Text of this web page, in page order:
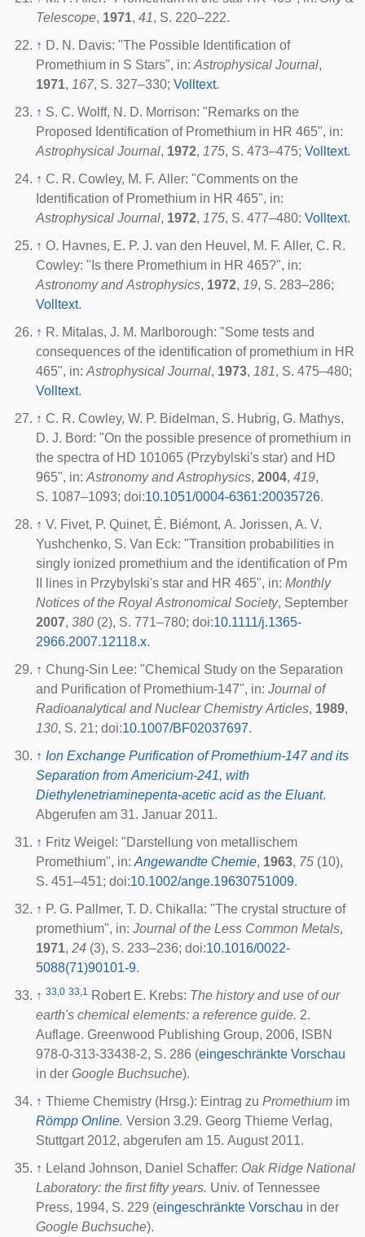
Telescope, 1971, 41, S. 220–222.
↑ D. N. Davis: "The Possible Identification of
Promethium in S Stars", in: Astrophysical Journal,
1971, 167, S. 327–330; Volltext.
↑ S. C. Wolff, N. D. Morrison: "Remarks on the
Proposed Identification of Promethium in HR 465", in:
Astrophysical Journal, 1972, 175, S. 473–475; Volltext.
↑ C. R. Cowley, M. F. Aller: "Comments on the
Identification of Promethium in HR 465", in:
Astrophysical Journal, 1972, 175, S. 477–480: Volltext.
↑ O. Havnes, E. P. J. van den Heuvel, M. F. Aller, C. R.
Cowley: "Is there Promethium in HR 465?", in:
Astronomy and Astrophysics, 1972, 19, S. 283–286;
Volltext.
↑ R. Mitalas, J. M. Marlborough: "Some tests and
consequences of the identification of promethium in HR
465", in: Astrophysical Journal, 1973, 181, S. 475–480;
Volltext.
↑ C. R. Cowley, W. P. Bidelman, S. Hubrig, G. Mathys,
D. J. Bord: "On the possible presence of promethium in
the spectra of HD 101065 (Przybylski's star) and HD
965", in: Astronomy and Astrophysics, 2004, 419,
S. 1087–1093; doi:10.1051/0004-6361:20035726.
↑ V. Fivet, P. Quinet, É. Biémont, A. Jorissen, A. V.
Yushchenko, S. Van Eck: "Transition probabilities in
singly ionized promethium and the identification of Pm
II lines in Przybylski's star and HR 465", in: Monthly
Notices of the Royal Astronomical Society, September
2007, 380 (2), S. 771–780; doi:10.1111/j.1365-
2966.2007.12118.x.
↑ Chung-Sin Lee: "Chemical Study on the Separation
and Purification of Promethium-147", in: Journal of
Radioanalytical and Nuclear Chemistry Articles, 1989,
130, S. 21; doi:10.1007/BF02037697.
↑ Ion Exchange Purification of Promethium-147 and its
Separation from Americium-241, with
Diethylenetriaminepenta-acetic acid as the Eluant.
Abgerufen am 31. Januar 2011.
↑ Fritz Weigel: "Darstellung von metallischem
Promethium", in: Angewandte Chemie, 1963, 75 (10),
S. 451–451; doi:10.1002/ange.19630751009.
↑ P. G. Pallmer, T. D. Chikalla: "The crystal structure of
promethium", in: Journal of the Less Common Metals,
1971, 24 (3), S. 233–236; doi:10.1016/0022-
5088(71)90101-9.
↑ 33,0 33,1 Robert E. Krebs: The history and use of our
earth's chemical elements: a reference guide. 2.
Auflage. Greenwood Publishing Group, 2006, ISBN
978-0-313-33438-2, S. 286 (eingeschränkte Vorschau
in der Google Buchsuche).
↑ Thieme Chemistry (Hrsg.): Eintrag zu Promethium im
Römpp Online. Version 3.29. Georg Thieme Verlag,
Stuttgart 2012, abgerufen am 15. August 2011.
↑ Leland Johnson, Daniel Schaffer: Oak Ridge National
Laboratory: the first fifty years. Univ. of Tennessee
Press, 1994, S. 229 (eingeschränkte Vorschau in der
Google Buchsuche).